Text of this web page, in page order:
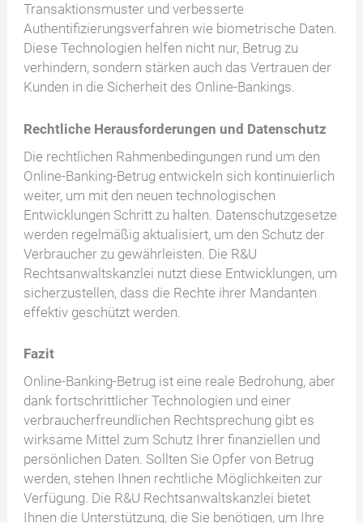
Transaktionsmuster und verbesserte
Authentifizierungsverfahren wie biometrische Daten.
Diese Technologien helfen nicht nur, Betrug zu
verhindern, sondern stärken auch das Vertrauen der
Kunden in die Sicherheit des Online-Bankings.
Rechtliche Herausforderungen und Datenschutz
Die rechtlichen Rahmenbedingungen rund um den
Online-Banking-Betrug entwickeln sich kontinuierlich
weiter, um mit den neuen technologischen
Entwicklungen Schritt zu halten. Datenschutzgesetze
werden regelmäßig aktualisiert, um den Schutz der
Verbraucher zu gewährleisten. Die R&U
Rechtsanwaltskanzlei nutzt diese Entwicklungen, um
sicherzustellen, dass die Rechte ihrer Mandanten
effektiv geschützt werden.
Fazit
Online-Banking-Betrug ist eine reale Bedrohung, aber
dank fortschrittlicher Technologien und einer
verbraucherfreundlichen Rechtsprechung gibt es
wirksame Mittel zum Schutz Ihrer finanziellen und
persönlichen Daten. Sollten Sie Opfer von Betrug
werden, stehen Ihnen rechtliche Möglichkeiten zur
Verfügung. Die R&U Rechtsanwaltskanzlei bietet
Ihnen die Unterstützung, die Sie benötigen, um Ihre